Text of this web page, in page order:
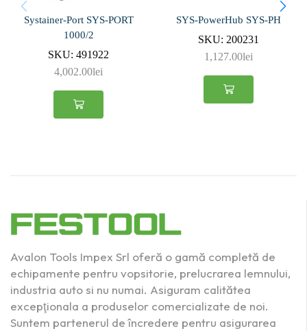
Systainer-Port SYS-PORT
1000/2
SKU: 491922
4,002.00lei
SYS-PowerHub SYS-PH
SKU: 200231
1,127.00lei
Avalon Tools Impex Srl oferă o gamă completă de
echipamente pentru vopsitorie, prelucrarea lemnului,
industria auto si nu numai. Asiguram calitătea
excepţionala a produselor comercializate de noi.
Suntem partenerul de încredere pentru asigurarea